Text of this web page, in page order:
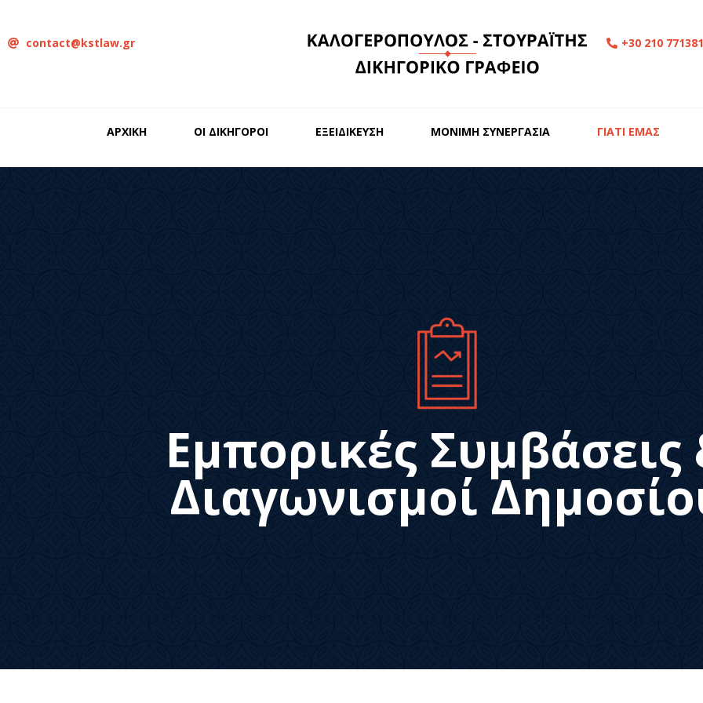
contact@kstlaw.gr +30 210
ΑΡΧΙΚΗ ΟΙ ΔΙΚΗΓΟΡΟΙ ΕΞΕΙΔΙΚΕΥΣΗ ΜΟΝΙΜΗ ΣΥΝΕΡΓΑΣΙΑ ΓΙΑΤΙ ΕΜΑΣ
Εμπορικές Συμβάσεις
Διαγωνισμοί